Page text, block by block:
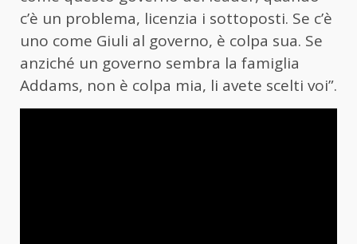
c’è un problema, licenzia i sottoposti. Se c’è
uno come Giuli al governo, è colpa sua. Se
anziché un governo sembra la famiglia
Addams, non è colpa mia, li avete scelti voi”.